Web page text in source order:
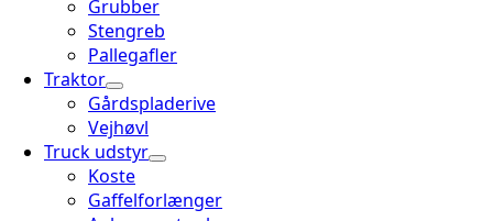
Grubber
Stengreb
Pallegafler
Traktor
Gårdspladerive
Vejhøvl
Truck udstyr
Koste
Gaffelforlænger